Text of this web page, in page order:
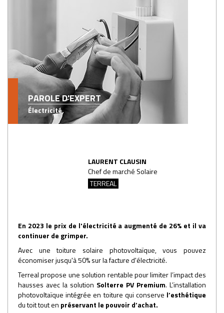
PAROLE D'EXPERT
Électricité
LAURENT CLAUSIN
Chef de marché Solaire
TERREAL
En 2023 le prix de l'électricité a augmenté de 26% et il va
continuer de grimper.
Avec une toiture solaire photovoltaïque, vous pouvez
économiser jusqu'à 50% sur la facture d'électricité.
Terreal propose une solution rentable pour limiter l’impact des
hausses avec la solution Solterre PV Premium. L’installation
photovoltaïque intégrée en toiture qui conserve l’esthétique
du toit tout en préservant le pouvoir d’achat.